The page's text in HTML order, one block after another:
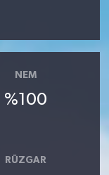
NEM
%100
RÜZGAR